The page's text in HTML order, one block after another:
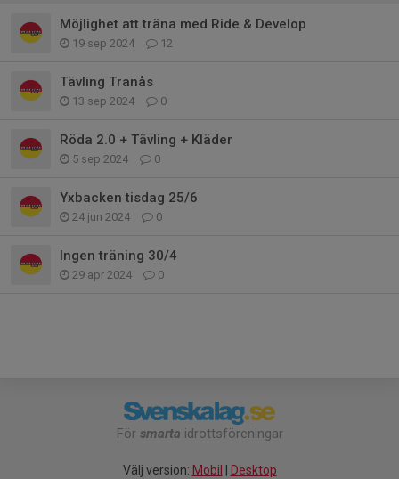
Möjlighet att träna med Ride & Develop
19 sep 2024 12
Tävling Tranås
13 sep 2024 0
Röda 2.0 + Tävling + Kläder
5 sep 2024 0
Yxbacken tisdag 25/6
24 jun 2024 0
Ingen träning 30/4
29 apr 2024 0
För smarta idrottsföreningar
Välj version: Mobil | Desktop